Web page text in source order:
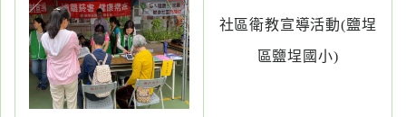
社區衛教宣導活動(鹽埕
區鹽埕國小)